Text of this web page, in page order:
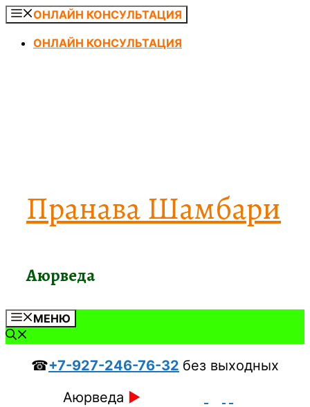
Перейти
содержимому
ОНЛАЙН КОНСУЛЬТАЦИЯ
ОНЛАЙН КОНСУЛЬТАЦИЯ
Пранава Шамбари
Аюрведа
МЕНЮ
☎+7-927-246-76-32 без выходных
Аюрведа ►